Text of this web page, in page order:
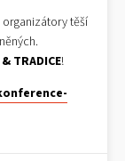
těší
TRADICE!